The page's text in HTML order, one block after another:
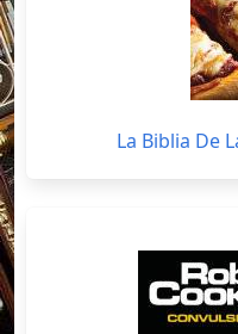
La Biblia De